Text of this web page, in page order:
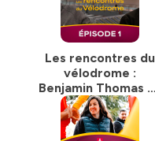
Les rencontres du
vélodrome :
Benjamin Thomas et
Florian Sury